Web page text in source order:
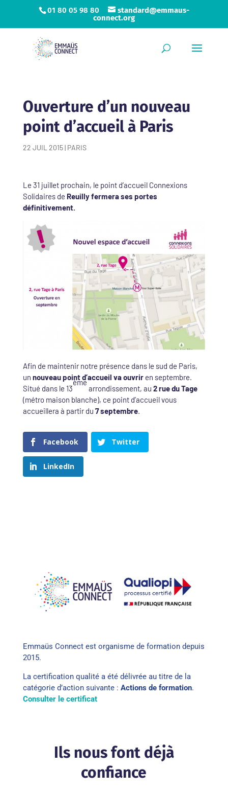
01 80 05 98 80
standard@emmaus-
connect.org
Ouverture d’un nouveau
point d’accueil à Paris
22 JUIL 2015| PARIS
Le 31 juillet prochain, le point d’accueil Connexions
Solidaires de Reuilly fermera ses portes
définitivement.
Afin de maintenir notre présence dans le sud de Paris,
un nouveau point d’accueil va ouvriren septembre.
Situé dans le 13
ème
arrondissement, au 2 rue du Tage
(métro maison blanche), ce point d’accueil vous
accueillera à partir du 7 septembre.
Facebook Twitter
LinkedIn
Emmaüs Connect est organisme de formation depuis
2015.
La certification qualité a été délivrée au titre de la
catégorie d’action suivante : Actions de formation.
Consulter le certificat
Ils nous font déjà
confiance